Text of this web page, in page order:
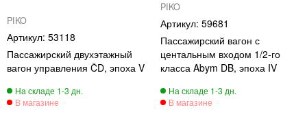
PIKO
53118
Пассажирский двухэтажный
вагон управления ČD, эпоха V
PIKO
59681
Пассажирский вагон с
центальным входом 1/2-го
класса Abym DB, эпоха IV